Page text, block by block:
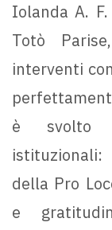
Iolanda A.
Totò
interventi
è svolto
della Pro
e